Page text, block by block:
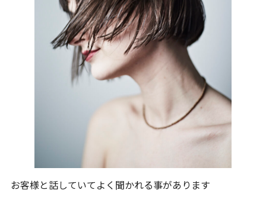
お客様と話していてよく聞かれる事があります